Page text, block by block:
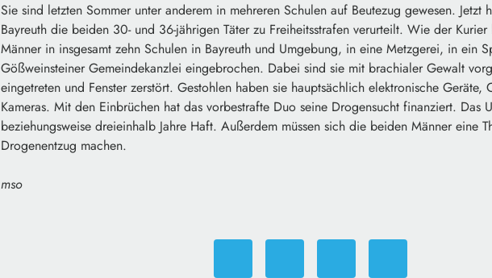
Sie sind letzten Sommer unter anderem in mehreren Schulen auf Beutezug gewesen. Jetzt
Bayreuth die beiden 30- und 36-jährigen Täter zu Freiheitsstrafen verurteilt. Wie der
Männer in insgesamt zehn Schulen in Bayreuth und Umgebung, in eine Metzgerei, in ein
Gößweinsteiner Gemeindekanzlei eingebrochen. Dabei sind sie mit brachialer Gewalt
eingetreten und Fenster zerstört. Gestohlen haben sie hauptsächlich elektronische Geräte,
Kameras. Mit den Einbrüchen hat das vorbestrafte Duo seine Drogensucht finanziert. Das
beziehungsweise dreieinhalb Jahre Haft. Außerdem müssen sich die beiden Männer eine
Drogenentzug machen.
mso